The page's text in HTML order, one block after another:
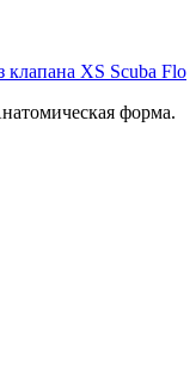
клапана XS Scuba Flo
форма.